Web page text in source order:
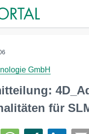
GmbH
für